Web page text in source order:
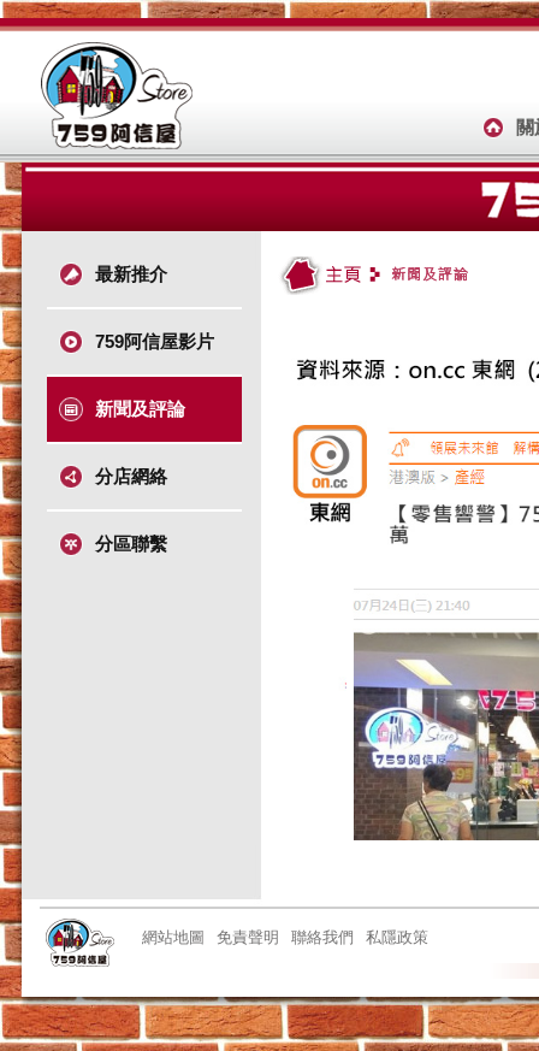
最新推介
759阿信屋影片
新聞及評論
分店網絡
分區聯繫
網站地圖 免責聲明 聯絡我們 私隱政策